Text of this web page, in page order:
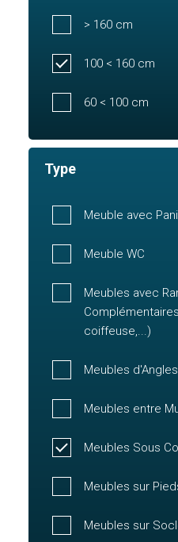
> 160 cm
100 < 160 cm
60 < 100 cm
Type
Meuble avec
Meuble WC
Meubles avec
coiffeuse,...)
Meubles
Meubles entre
Meubles Sous
Meubles sur
Meubles sur